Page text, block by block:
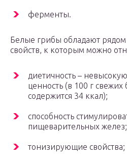
ферменты.
Белые грибы обладают
свойств, к которым можно
диетичность –
ценность (в 100 г
содержится 34 ккал);
способность
пищеварительных желез;
тонизирующие свойства;